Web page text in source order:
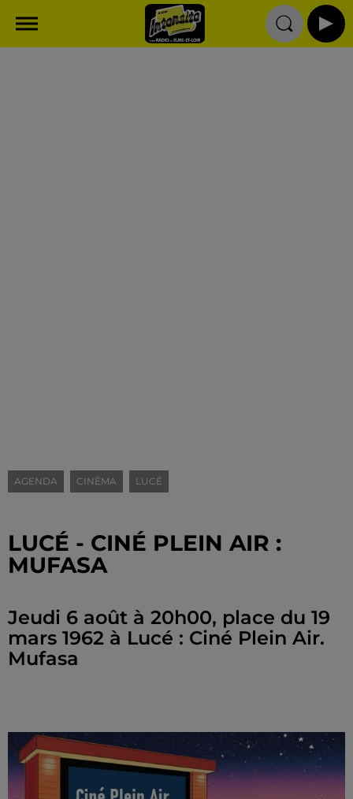
AGENDA CINÉMA LUCÉ
LUCÉ - CINÉ PLEIN AIR :
MUFASA
Jeudi 6 août à 20h00, place du 19
mars 1962 à Lucé : Ciné Plein Air.
Mufasa